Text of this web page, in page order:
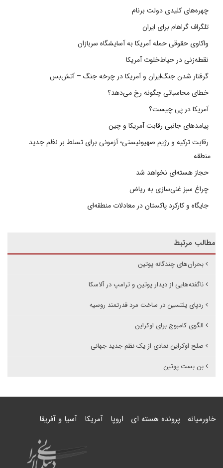
چهره‌های کلیدی دولت برنام
تلگراف گراهام برای ایران
واکاوی حقوقی حمله آمریکا به آسایشگاه سربازان
نقطه‌زنی در حیاط‌خلوت آمریکا
گرفتار شدن جنگ‌ایران و آمریکا در چرخه جنگ – آتش‌بس
خطای محاسباتی چگونه رخ می‌دهد؟
آمریکا در پی چیست؟
پیامدهای جانبی رقابت آمریکا و چین
رقابت ترکیه و رژیم صهیونیستی؛ آزمونی برای تسلط بر نظم جدید
منطقه
حجاز هسته‌ای نخواهد شد
چراغ سبز غنی‌سازی به ریاض
جایگاه و کارکرد پاکستان در معادلات منطقه‌ای
مطالب مرتبط
بحران‌های چندگانه پوتین
ناگفته‌هایی از دیدار پوتین و ترامپ در آلاسکا
ردپای یلتسین در ساخت مرد قدرتمند روسیه
الگوی کامبوج برای اوکراین
صلح اوکراین نمادی از یک نظم جدید جهانی
بن بست پوتین
خاورمیانه پرونده هسته ای اروپا آمریکا آسیا و آفریقا